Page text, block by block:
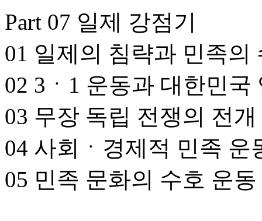
Part 07 일제 강점기
01 일제의 침략과 민족의
02 3ㆍ1 운동과 대한민국
03 무장 독립 전쟁의 전개
04 사회ㆍ경제적 민족 운
05 민족 문화의 수호 운동